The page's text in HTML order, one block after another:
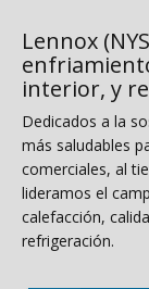
Lennox
interior, y
Dedicados a la
más saludables
comerciales, al
lideramos el
calefacción,
refrigeración.